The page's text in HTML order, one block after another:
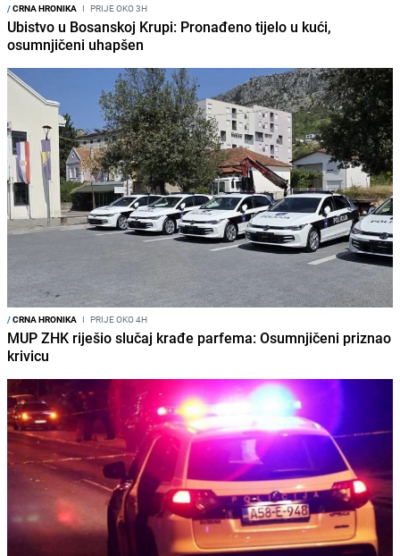
/CRNA HRONIKA I PRIJE OKO 3H
Ubistvo u Bosanskoj Krupi: Pronađeno tijelo u kući,
osumnjičeni uhapšen
/CRNA HRONIKA I PRIJE OKO 4H
MUP ZHK riješio slučaj krađe parfema: Osumnjičeni priznao
krivicu